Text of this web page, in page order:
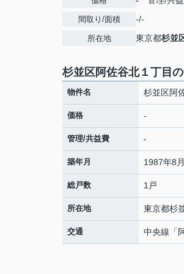
間取り/面積 -/-
所在地 東京都杉並
杉並区阿佐谷北１丁目
物件名 杉並区阿
価格 -
管理/共益費 -
築年月 1987年8
総戸数 1戸
所在地 東京都杉
交通 中央線 「